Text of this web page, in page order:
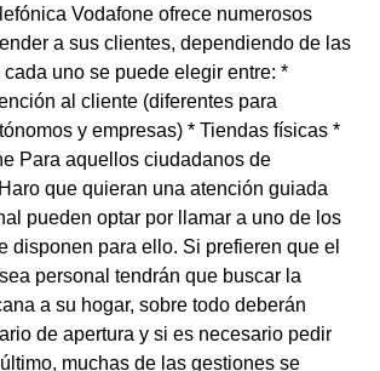
Vodafone ofrece numerosos
a sus clientes, dependiendo de las
uno se puede elegir entre: *
al cliente (diferentes para
y empresas) * Tiendas físicas *
Para aquellos ciudadanos de
que quieran una atención guiada
pueden optar por llamar a uno de los
disponen para ello. Si prefieren que el
personal tendrán que buscar la
a su hogar, sobre todo deberán
de apertura y si es necesario pedir
muchas de las gestiones se